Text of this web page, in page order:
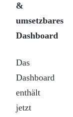
&
umsetzbares
Dashboard
Das
Dashboard
enthält
jetzt